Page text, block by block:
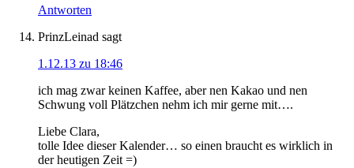
Antworten
PrinzLeinad sagt
1.12.13 zu 18:46
ich mag zwar keinen Kaffee, aber nen Kakao und nen
Schwung voll Plätzchen nehm ich mir gerne mit….
Liebe Clara,
tolle Idee dieser Kalender… so einen braucht es wirklich in
der heutigen Zeit =)